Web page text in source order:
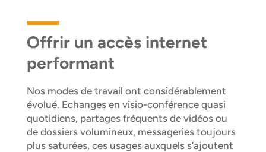
Offrir un accès internet
performant
Nos modes de travail ont considérablement
évolué. Echanges en visio-conférence quasi
quotidiens, partages fréquents de vidéos ou
de dossiers volumineux, messageries toujours
plus saturées, ces usages auxquels s’ajoutent